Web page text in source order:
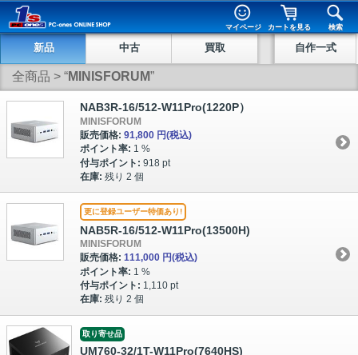
マイページ カートを見る 検索
新品 中古 買取 自作一式
全商品 > “MINISFORUM”
NAB3R-16/512-W11Pro(1220P）
MINISFORUM
販売価格: 91,800 円(税込)
ポイント率: 1 %
付与ポイント: 918 pt
在庫: 残り 2 個
更に登録ユーザー特価あり!
NAB5R-16/512-W11Pro(13500H)
MINISFORUM
販売価格: 111,000 円(税込)
ポイント率: 1 %
付与ポイント: 1,110 pt
在庫: 残り 2 個
取り寄せ品
UM760-32/1T-W11Pro(7640HS)